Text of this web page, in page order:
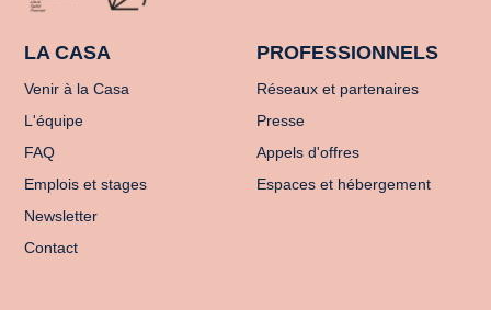
LA CASA
Venir à la Casa
L'équipe
FAQ
Emplois et stages
Newsletter
Contact
PROFESSIONNELS
Réseaux et partenaires
Presse
Appels d'offres
Espaces et hébergement